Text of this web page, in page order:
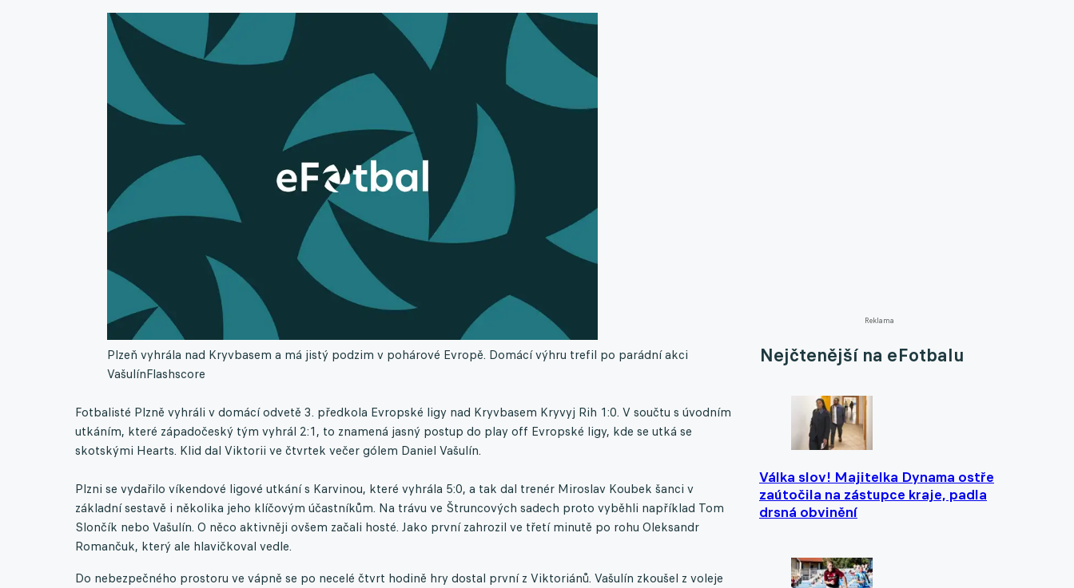
Reklama
Nejčtenější na eFotbalu
Válka slov! Majitelka Dynama ostře
zaútočila na zástupce kraje, padla
drsná obvinění
Plzeň vyhrála nad Kryvbasem a má jistý podzim v pohárové Evropě. Domácí výhru trefil po parádní akci
VašulínFlashscore
Fotbalisté Plzně vyhráli v domácí odvetě 3. předkola Evropské ligy nad Kryvbasem Kryvyj Rih 1:0. V součtu s úvodním
utkáním, které západočeský tým vyhrál 2:1, to znamená jasný postup do play off Evropské ligy, kde se utká se
skotskými Hearts. Klid dal Viktorii ve čtvrtek večer gólem Daniel Vašulín.
Plzni se vydařilo víkendové ligové utkání s Karvinou, které vyhrála 5:0, a tak dal trenér Miroslav Koubek šanci v
základní sestavě i několika jeho klíčovým účastníkům. Na trávu ve Štruncových sadech proto vyběhli například Tom
Slončík nebo Vašulín. O něco aktivněji ovšem začali hosté. Jako první zahrozil ve třetí minutě po rohu Oleksandr
Romančuk, který ale hlavičkoval vedle.
Do nebezpečného prostoru ve vápně se po necelé čtvrt hodině hry dostal první z Viktoriánů. Vašulín zkoušel z voleje